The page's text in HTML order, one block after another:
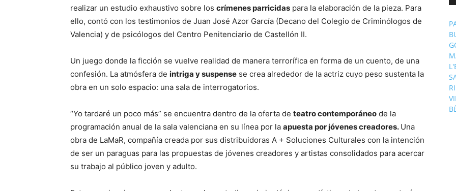
realizar un estudio exhaustivo sobre los crímenes parricidas para la elaboración de la pieza. Para
ello, contó con los testimonios de Juan José Azor García (Decano del Colegio de Criminólogos de
Valencia) y de psicólogos del Centro Penitenciario de Castellón II.
Un juego donde la ficción se vuelve realidad de manera terrorífica en forma de un cuento, de una
confesión. La atmósfera de intriga y suspense se crea alrededor de la actriz cuyo peso sustenta la
obra en un solo espacio: una sala de interrogatorios.
“Yo tardaré un poco más” se encuentra dentro de la oferta de teatro contemporáneo de la
programación anual de la sala valenciana en su línea por la apuesta por jóvenes creadores. Una
obra de LaMaR, compañía creada por sus distribuidoras A + Soluciones Culturales con la intención
de ser un paraguas para las propuestas de jóvenes creadores y artistas consolidados para acercar
su trabajo al público joven y adulto.